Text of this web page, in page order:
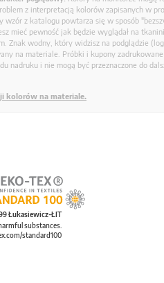
z interpretacją kolorów zapisanych w
wzór z katalogu powtarza się w sposób
mieć pewność jak będzie wyglądał na
Znak wodny, który widzisz na podglądzie
na materiale. Próbki i kupony
nadruku i nie mogą być przeznaczone do
kolorów na materiale.
Łukasiewicz-ŁIT
substances.
standard100